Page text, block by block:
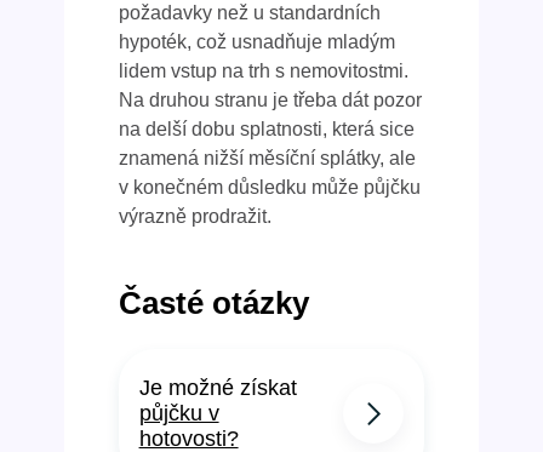
požadavky než u standardních
hypoték, což usnadňuje mladým
lidem vstup na trh s nemovitostmi.
Na druhou stranu je třeba dát pozor
na delší dobu splatnosti, která sice
znamená nižší měsíční splátky, ale
v konečném důsledku může půjčku
výrazně prodražit.
Časté otázky
Je možné získat
půjčku v
hotovosti?